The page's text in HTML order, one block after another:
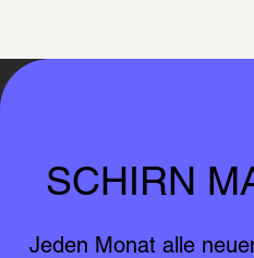
SCHIRN
Jeden Monat alle